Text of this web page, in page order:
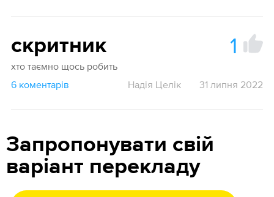
скритник 1
хто таємно щось робить
6 коментарів
Надія Целік 31 липня 2022
Запропонувати свій
варіант перекладу